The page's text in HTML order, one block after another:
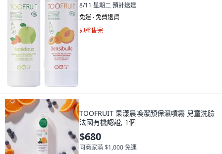
8/11 星期二預計送達
免運 ∙ 免費退貨
即將售完
TOOFRUIT 果漾晨喚潔顏保濕噴霧 兒童洗臉
法國有機認證, 1個
$680
同商家滿 $1,000 免運